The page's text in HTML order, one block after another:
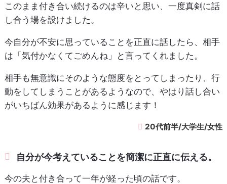
このまま付き合い続けるのは辛いと思い、一度真剣に話
し合う場を設けました。
今自分が不安に思っていることを正直に話したら、相手
は「気付かなくてごめんね」と言ってくれました。
相手も無意識にそのような態度をとってしまったり、行
動をしてしまうことがあるようなので、やはり話し合い
がいちばん効果があるように感じます！
20代前半/大学生/女性
自分が今考えていることを簡潔に正直に伝える。
今の夫と付き合って一年が経った頃の話です。